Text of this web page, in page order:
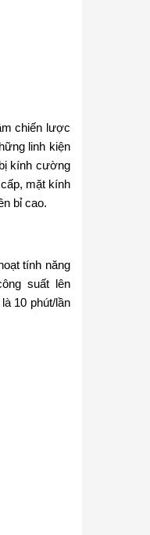
chiến lược
linh kiện
kính cường
mặt kính
bỉ cao.
tính năng
suất lên
10 phút/lần